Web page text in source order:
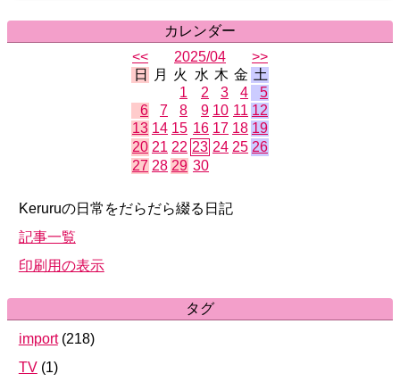
カレンダー
<<
2025/04
>>
日
月 火 水 木 金 土
1
2 3 4
5
6
7 8 9 10 11 12
13 14 15 16 17 18 19
20 21 22 23 24 25 26
27 28 29 30
Keruruの日常をだらだら綴る日記
記事一覧
印刷用の表示
タグ
import (218)
TV (1)